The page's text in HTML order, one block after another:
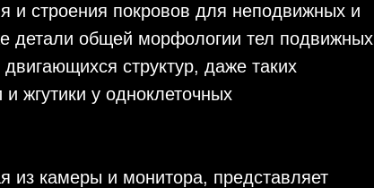
и строения покровов для неподвижных и
детали общей морфологии тел подвижных
структур, даже таких
жгутики у одноклеточных
из камеры и монитора, представляет